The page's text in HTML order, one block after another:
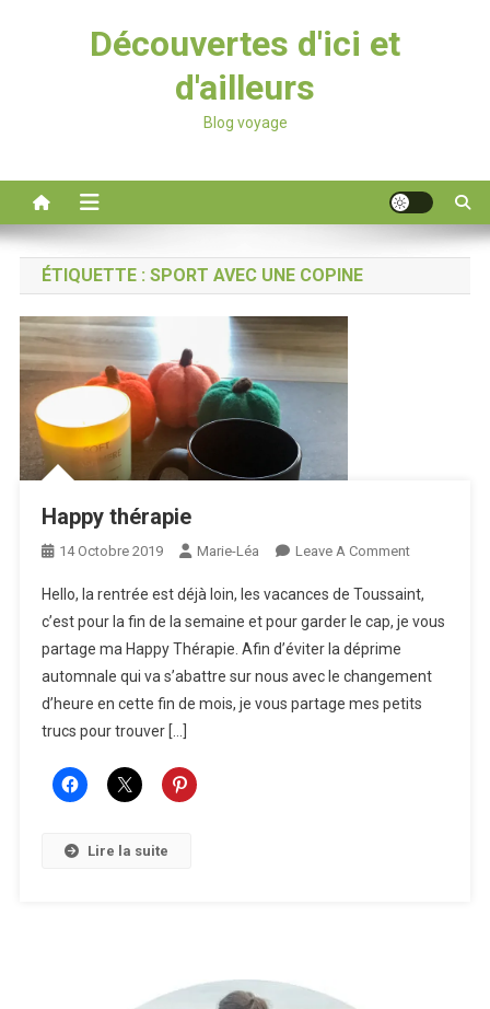
Découvertes d'ici et
d'ailleurs
Blog voyage
ÉTIQUETTE : SPORT AVEC UNE COPINE
Happy thérapie
14 Octobre 2019 Marie-Léa Leave A CommentOn
Thérapie
Hello, la rentrée est déjà loin, les vacances de Toussaint,
c’est pour la fin de la semaine et pour garder le cap, je vous
partage ma Happy Thérapie. Afin d’éviter la déprime
automnale qui va s’abattre sur nous avec le changement
d’heure en cette fin de mois, je vous partage mes petits
trucs pour trouver […]
Lire la suite